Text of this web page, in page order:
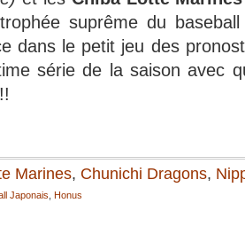
suprême du
dans le petit jeu des
série de la saison avec
Marines, Chunichi Dragons,
Japonais Honus